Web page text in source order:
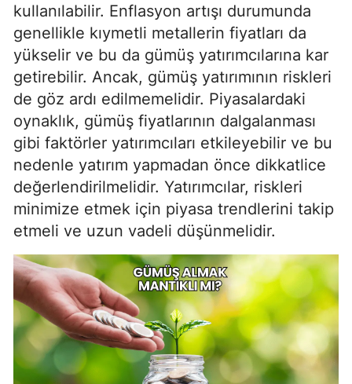
kullanılabilir. Enflasyon artışı durumunda
genellikle kıymetli metallerin fiyatları da
yükselir ve bu da gümüş yatırımcılarına kar
getirebilir. Ancak, gümüş yatırımının riskleri
de göz ardı edilmemelidir. Piyasalardaki
oynaklık, gümüş fiyatlarının dalgalanması
gibi faktörler yatırımcıları etkileyebilir ve bu
nedenle yatırım yapmadan önce dikkatlice
değerlendirilmelidir. Yatırımcılar, riskleri
minimize etmek için piyasa trendlerini takip
etmeli ve uzun vadeli düşünmelidir.